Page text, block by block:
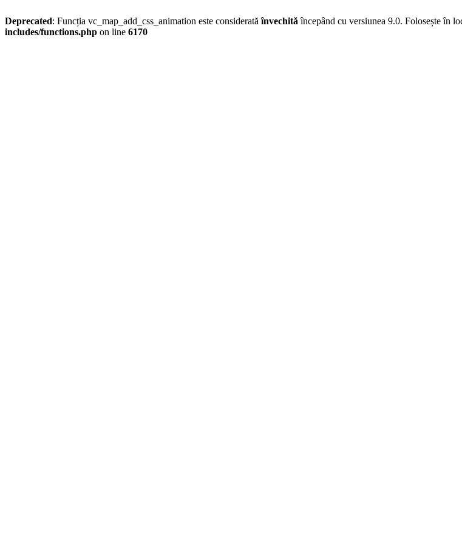
Deprecated: Funcția vc_map_add_css_animation este consideratăînvechită începând cu versiunea 9.0. Folosește în
includes/functions.php on line 6170